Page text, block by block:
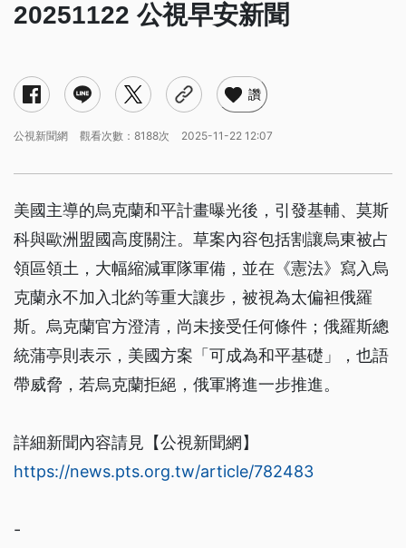
20251122 公視早安新聞
讚
公視新聞網 觀看次數：8188次 2025-11-22 12:07
美國主導的烏克蘭和平計畫曝光後，引發基輔、莫斯
科與歐洲盟國高度關注。草案內容包括割讓烏東被占
領區領土，大幅縮減軍隊軍備，並在《憲法》寫入烏
克蘭永不加入北約等重大讓步，被視為太偏袒俄羅
斯。烏克蘭官方澄清，尚未接受任何條件；俄羅斯總
統蒲亭則表示，美國方案「可成為和平基礎」，也語
帶威脅，若烏克蘭拒絕，俄軍將進一步推進。
詳細新聞內容請見【公視新聞網】
https://news.pts.org.tw/article/782483
-